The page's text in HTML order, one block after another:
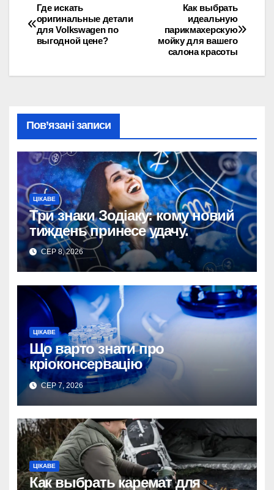
Навігація
записів
Как выбрать
идеальную
парикмахерскую
мойку для вашего
салона красоты
Где искать
оригинальные детали
для Volkswagen по
выгодной цене?
Пов’язані записи
ЦІКАВЕ
Три знаки Зодіаку: кому новий
тиждень принесе удачу.
СЕР 8, 2026
ЦІКАВЕ
Що варто знати про
кріоконсервацію
СЕР 7, 2026
ЦІКАВЕ
Как выбрать каремат для